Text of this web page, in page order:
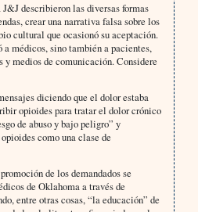
describieron las diversas formas
crear una narrativa falsa sobre los
cultural que ocasionó su aceptación.
a médicos, sino también a pacientes,
y medios de comunicación. Considere
diciendo que el dolor estaba
opioides para tratar el dolor crónico
de abuso y bajo peligro” y
como una clase de
de los demandados se
de Oklahoma a través de
entre otras cosas, “la educación” de